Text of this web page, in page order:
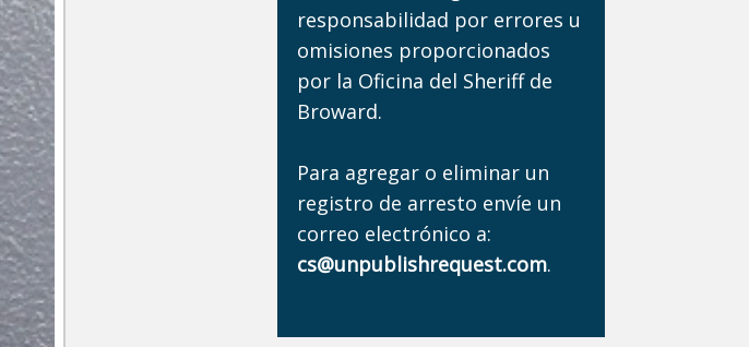
responsabilidad por errores u
omisiones proporcionados
por la Oficina del Sheriff de
Broward.
Para agregar o eliminar un
registro de arresto envíe un
correo electrónico a:
cs@unpublishrequest.com.